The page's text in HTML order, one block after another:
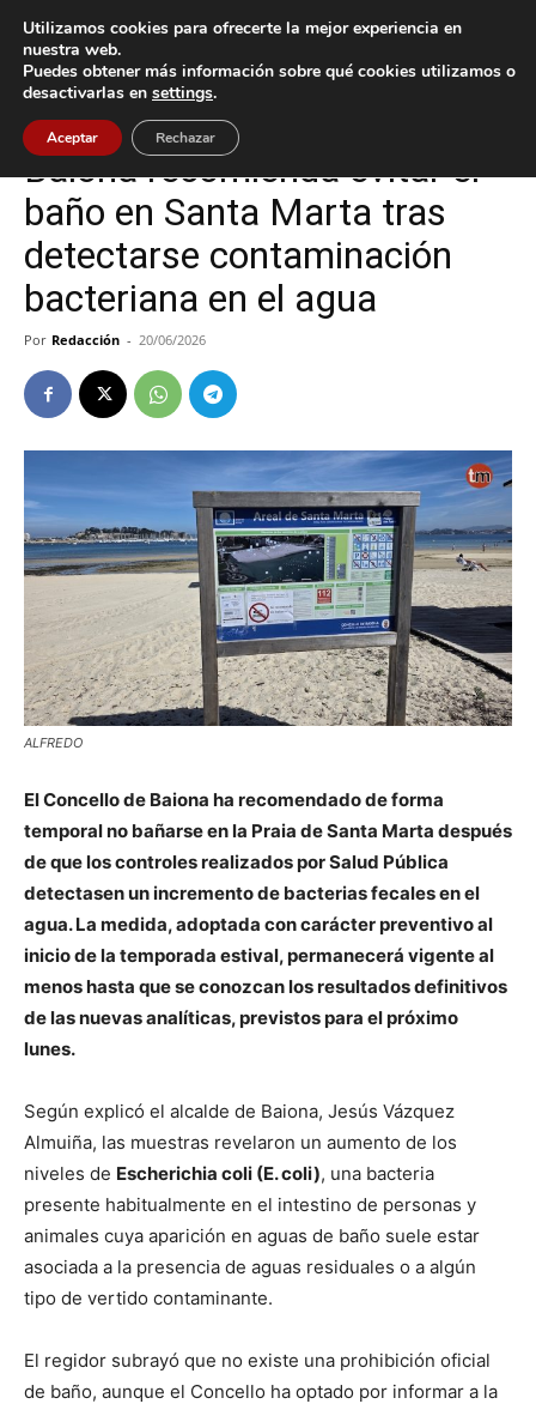
Inicio Baiona
Baiona
Baiona recomienda evitar el
baño en Santa Marta tras
detectarse contaminación
bacteriana en el agua
Por Redacción - 20/06/2026
ALFREDO
El Concello de Baiona ha recomendado de forma
temporal no bañarse en la Praia de Santa Marta después
de que los controles realizados por Salud Pública
detectasen un incremento de bacterias fecales en el
agua. La medida, adoptada con carácter preventivo al
inicio de la temporada estival, permanecerá vigente al
menos hasta que se conozcan los resultados definitivos
de las nuevas analíticas, previstos para el próximo
lunes.
Según explicó el alcalde de Baiona, Jesús Vázquez
Almuiña, las muestras revelaron un aumento de los
niveles de Escherichia coli (E. coli), una bacteria
presente habitualmente en el intestino de personas y
animales cuya aparición en aguas de baño suele estar
asociada a la presencia de aguas residuales o a algún
tipo de vertido contaminante.
El regidor subrayó que no existe una prohibición oficial
de baño, aunque el Concello ha optado por informar a la
Utilizamos cookies para ofrecerte la mejor experiencia en
nuestra web.
Puedes obtener más información sobre qué cookies utilizamos o
desactivarlas en settings.
Aceptar Rechazar